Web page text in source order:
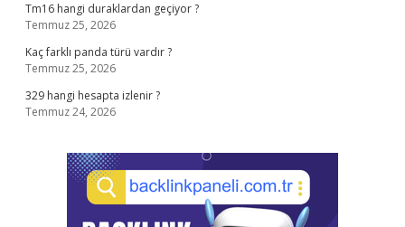
Tm16 hangi duraklardan geçiyor ?
Temmuz 25, 2026
Kaç farklı panda türü vardır ?
Temmuz 25, 2026
329 hangi hesapta izlenir ?
Temmuz 24, 2026